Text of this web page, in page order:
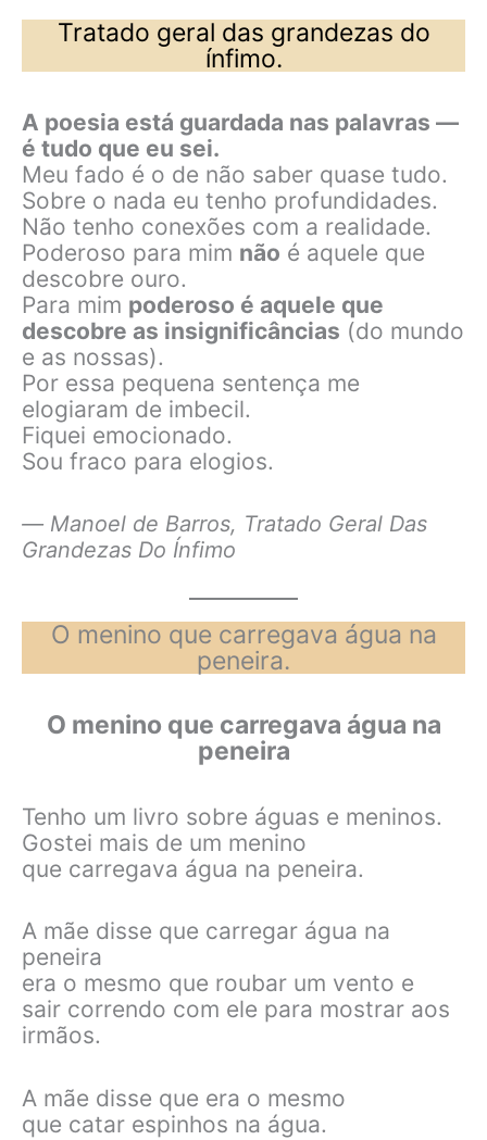
Tratado geral das grandezas do
ínfimo.
A poesia está guardada nas palavras —
é tudo que eu sei.
Meu fado é o de não saber quase tudo.
Sobre o nada eu tenho profundidades.
Não tenho conexões com a realidade.
Poderoso para mim não é aquele que
descobre ouro.
Para mim poderoso é aquele que
descobre as insignificâncias (do mundo
e as nossas).
Por essa pequena sentença me
elogiaram de imbecil.
Fiquei emocionado.
Sou fraco para elogios.
― Manoel de Barros, Tratado Geral Das
Grandezas Do Ínfimo
O menino que carregava água na
peneira.
O menino que carregava água na
peneira
Tenho um livro sobre águas e meninos.
Gostei mais de um menino
que carregava água na peneira.
A mãe disse que carregar água na
peneira
era o mesmo que roubar um vento e
sair correndo com ele para mostrar aos
irmãos.
A mãe disse que era o mesmo
que catar espinhos na água.